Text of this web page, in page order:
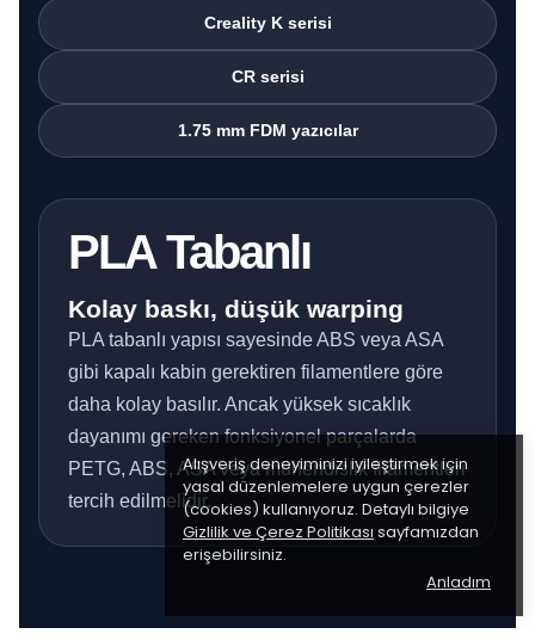
Alışveriş deneyiminizi iyileştirmek için
yasal düzenlemelere uygun çerezler
(cookies) kullanıyoruz. Detaylı bilgiye
Gizlilik ve Çerez Politikası sayfamızdan
erişebilirsiniz.
Anladım
Creality K serisi
CR serisi
1.75 mm FDM yazıcılar
PLA Tabanlı
Kolay baskı, düşük warping
PLA tabanlı yapısı sayesinde ABS veya ASA
gibi kapalı kabin gerektiren filamentlere göre
daha kolay basılır. Ancak yüksek sıcaklık
dayanımı gereken fonksiyonel parçalarda
PETG, ABS, ASA veya mühendislik filamentleri
tercih edilmelidir.